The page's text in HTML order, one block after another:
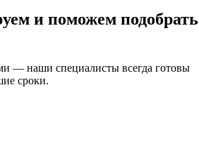
и поможем подобрать
— наши специалисты всегда готовы
сроки.